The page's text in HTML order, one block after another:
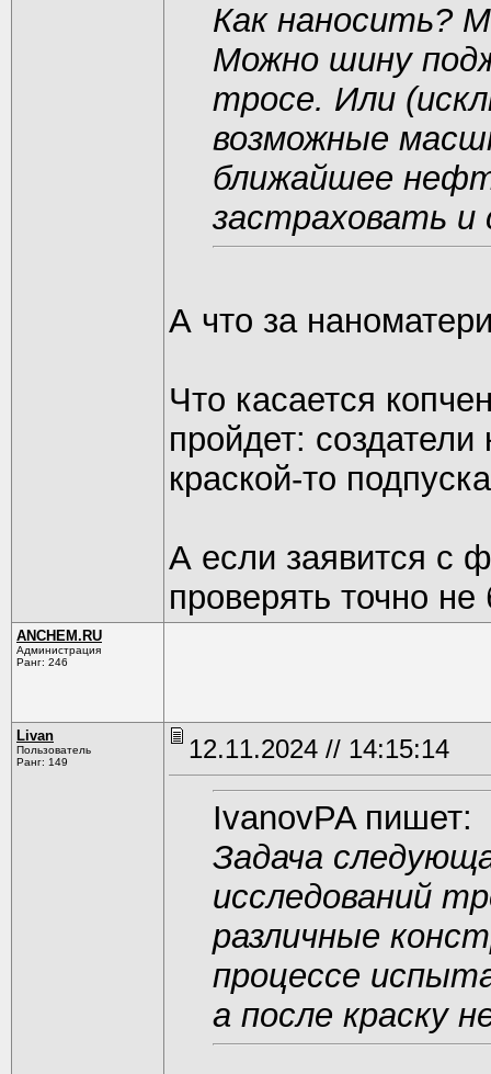
Как наносить?
Можно шину
тросе. Или
возможные
ближайшее
застраховать
А что за
Что касается
пройдет:
краской-то
А если заявится с
проверять точно не
ANCHEM.RU
Администрация
Ранг: 246
Livan
Пользователь
Ранг: 149
12.11.2024 // 14:15:14
IvanovPA пишет:
Задача
исследований
различные
процессе
а после краску